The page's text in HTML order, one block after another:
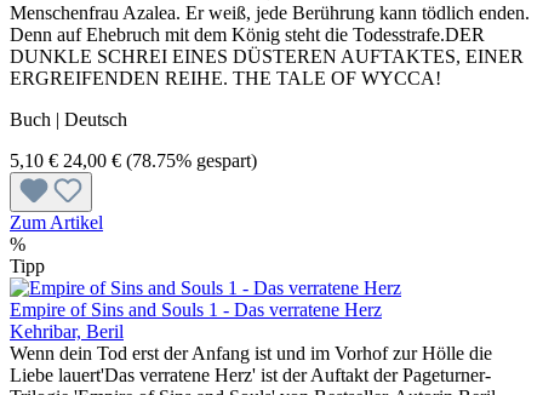
Menschenfrau Azalea. Er weiß, jede Berührung kann tödlich enden.
Denn auf Ehebruch mit dem König steht die Todesstrafe.DER
DUNKLE SCHREI EINES DÜSTEREN AUFTAKTES, EINER
ERGREIFENDEN REIHE. THE TALE OF WYCCA!
Buch | Deutsch
5,10 € 24,00 € (78.75% gespart)
Zum Artikel
%
Tipp
Empire of Sins and Souls 1 - Das verratene Herz
Kehribar, Beril
Wenn dein Tod erst der Anfang ist und im Vorhof zur Hölle die
Liebe lauert'Das verratene Herz' ist der Auftakt der Pageturner-